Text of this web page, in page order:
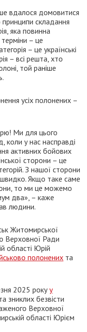
вдалося домовитися
складання
яка повинна
– це
– це українські
– всі решта, хто
той раніше
усіх полонених –
Ми для цього
коли у нас насправді
активних бойових
сторони – це
З нашої сторони
Якщо таке саме
то ми це можемо
два», – каже
людини.
Житомирської
Верховної Ради
області Юрій
полонених та
2025 рокуу
зниклих безвісти
Верховної
області Юрієм